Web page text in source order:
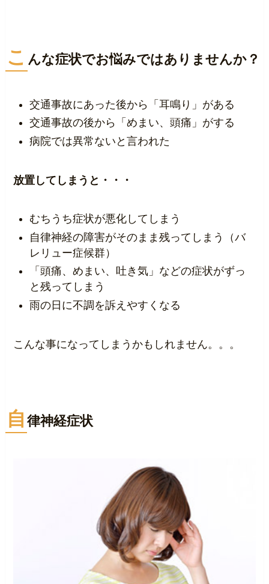
こ んな症状でお悩みではありませんか？
交通事故にあった後から「耳鳴り」がある
交通事故の後から「めまい、頭痛」がする
病院では異常ないと言われた
放置してしまうと・・・
むちうち症状が悪化してしまう
自律神経の障害がそのまま残ってしまう（バ
レリュー症候群）
「頭痛、めまい、吐き気」などの症状がずっ
と残ってしまう
雨の日に不調を訴えやすくなる
こんな事になってしまうかもしれません。。。
自 律神経症状